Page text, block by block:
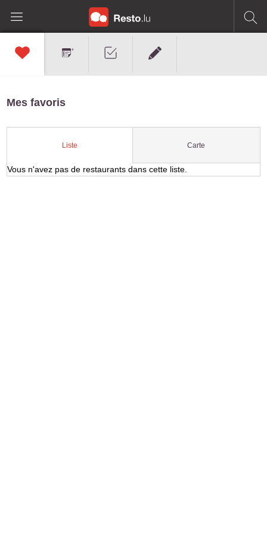
Mes favoris
Liste Carte
Vous n'avez pas de restaurants dans cette liste.